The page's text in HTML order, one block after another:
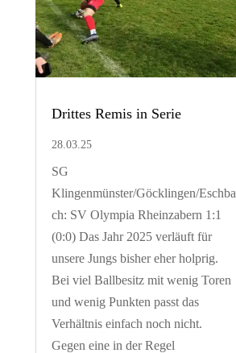
Drittes Remis in Serie
28.03.25
SG
Klingenmünster/Göcklingen/Eschba
ch: SV Olympia Rheinzabern 1:1
(0:0) Das Jahr 2025 verläuft für
unsere Jungs bisher eher holprig.
Bei viel Ballbesitz mit wenig Toren
und wenig Punkten passt das
Verhältnis einfach noch nicht.
Gegen eine in der Regel